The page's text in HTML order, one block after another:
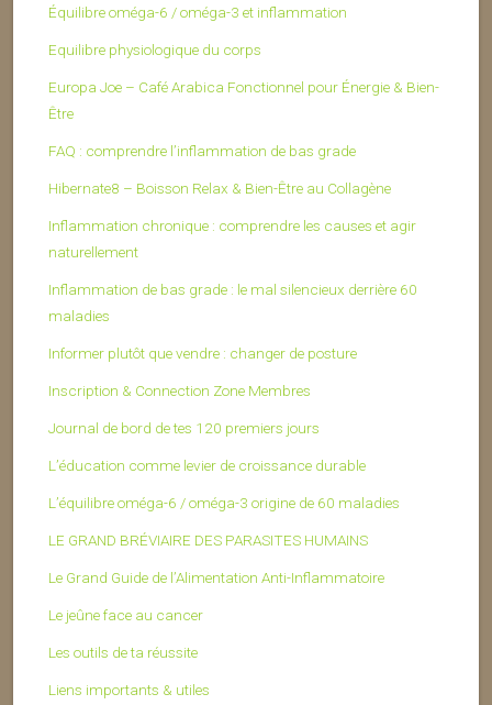
Équilibre oméga-6 / oméga-3 et inflammation
Equilibre physiologique du corps
Europa Joe – Café Arabica Fonctionnel pour Énergie & Bien-
Être
FAQ : comprendre l’inflammation de bas grade
Hibernate8 – Boisson Relax & Bien-Être au Collagène
Inflammation chronique : comprendre les causes et agir
naturellement
Inflammation de bas grade : le mal silencieux derrière 60
maladies
Informer plutôt que vendre : changer de posture
Inscription & Connection Zone Membres
Journal de bord de tes 120 premiers jours
L’éducation comme levier de croissance durable
L’équilibre oméga-6 / oméga-3 origine de 60 maladies
LE GRAND BRÉVIAIRE DES PARASITES HUMAINS
Le Grand Guide de l’Alimentation Anti-Inflammatoire
Le jeûne face au cancer
Les outils de ta réussite
Liens importants & utiles